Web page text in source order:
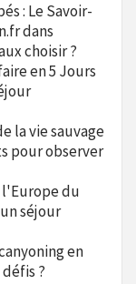
: Le Savoir-
dans
choisir ?
en 5 Jours
la vie sauvage
pour observer
l'Europe du
séjour
en
?